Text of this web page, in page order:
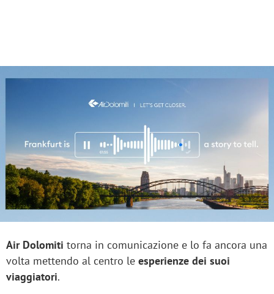
Air Dolomiti torna in comunicazione e lo fa ancora una
volta mettendo al centro le esperienze dei suoi
viaggiatori.